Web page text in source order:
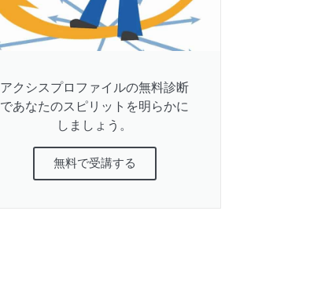
アクシスプロファイルの無料診断
であなたのスピリットを明らかに
しましょう。
無料で受講する